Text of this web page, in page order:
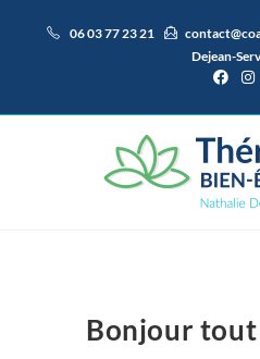
to
06 03 77 23 21
Dejean-
Bonjour tout